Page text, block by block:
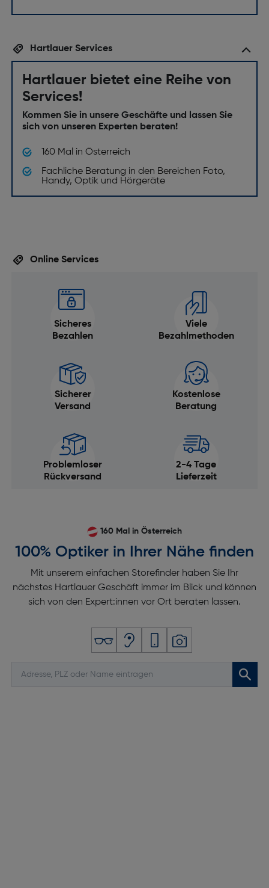
Hartlauer Services
Hartlauer bietet eine Reihe von
Services!
Kommen Sie in unsere Geschäfte und lassen Sie
sich von unseren Experten beraten!
160 Mal in Österreich
Fachliche Beratung in den Bereichen Foto,
Handy, Optik und Hörgeräte
Online Services
Sicheres
Bezahlen
Viele
Bezahlmethoden
Sicherer
Versand
Kostenlose
Beratung
Problemloser
Rückversand
2-4 Tage
Lieferzeit
160 Mal in Österreich
100% Optiker in Ihrer Nähe finden
Mit unserem einfachen Storefinder haben Sie Ihr
nächstes Hartlauer Geschäft immer im Blick und können
sich von den Expert:innen vor Ort beraten lassen.